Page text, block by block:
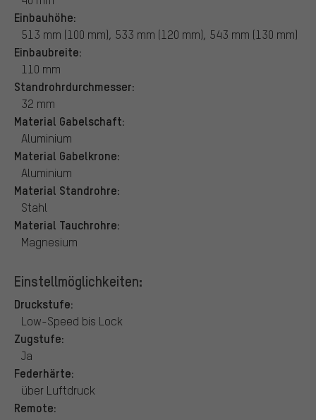
Einbauhöhe:
513 mm (100 mm), 533 mm (120 mm), 543 mm (130 mm)
Einbaubreite:
110 mm
Standrohrdurchmesser:
32 mm
Material Gabelschaft:
Aluminium
Material Gabelkrone:
Aluminium
Material Standrohre:
Stahl
Material Tauchrohre:
Magnesium
Einstellmöglichkeiten:
Druckstufe:
Low-Speed bis Lock
Zugstufe:
Ja
Federhärte:
über Luftdruck
Remote: